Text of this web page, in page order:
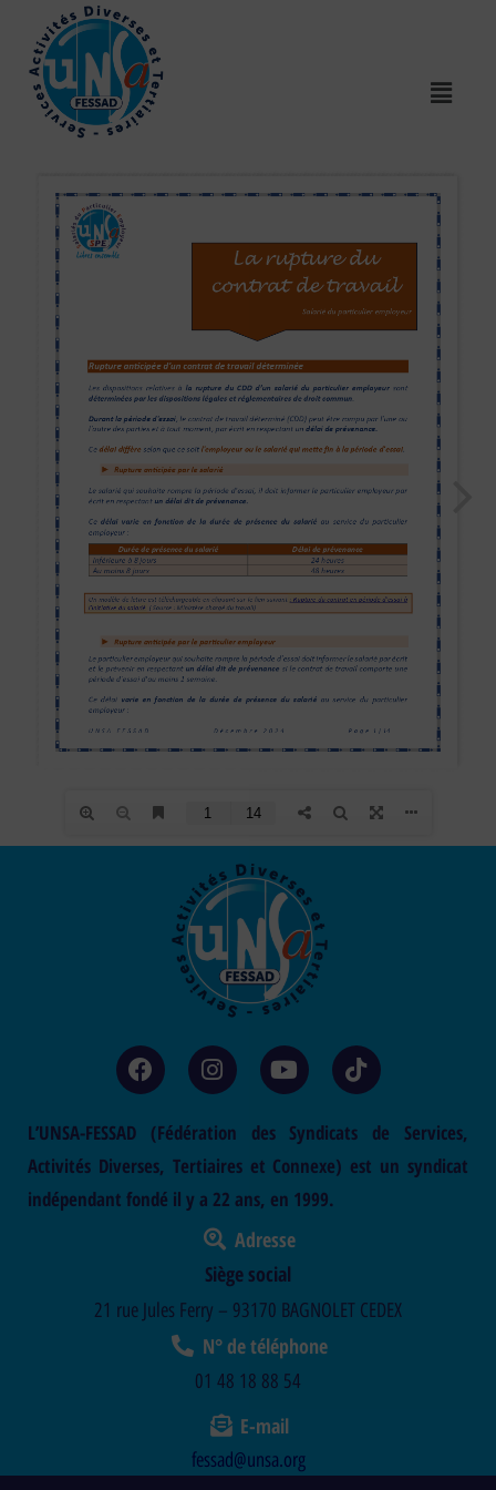
L’UNSA-FESSAD (Fédération des Syndicats de Services,
Activités Diverses, Tertiaires et Connexe) est un syndicat
indépendant fondé il y a 22 ans, en 1999.
Adresse
Siège social
21 rue Jules Ferry – 93170 BAGNOLET CEDEX
N° de téléphone
01 48 18 88 54
E-mail
fessad@unsa.org